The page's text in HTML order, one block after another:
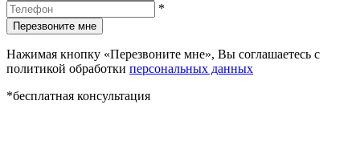
*
Перезвоните мне
Нажимая кнопку «Перезвоните мне», Вы соглашаетесь с
политикой обработки персональных данных
*бесплатная консультация